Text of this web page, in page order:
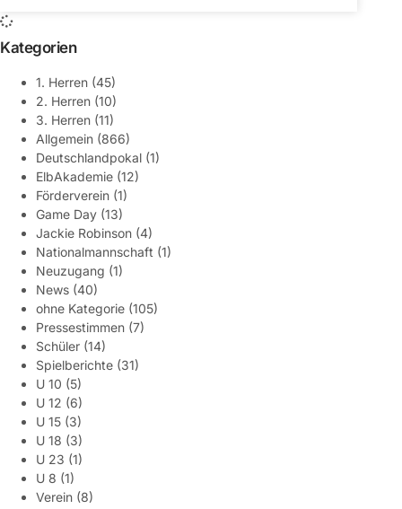
Kategorien
1. Herren (45)
2. Herren (10)
3. Herren (11)
Allgemein (866)
Deutschlandpokal (1)
ElbAkademie (12)
Förderverein (1)
Game Day (13)
Jackie Robinson (4)
Nationalmannschaft (1)
Neuzugang (1)
News (40)
ohne Kategorie (105)
Pressestimmen (7)
Schüler (14)
Spielberichte (31)
U 10 (5)
U 12 (6)
U 15 (3)
U 18 (3)
U 23 (1)
U 8 (1)
Verein (8)